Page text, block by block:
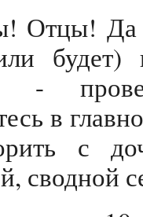
Отцы! Да
будет)
-
в
с
сводной